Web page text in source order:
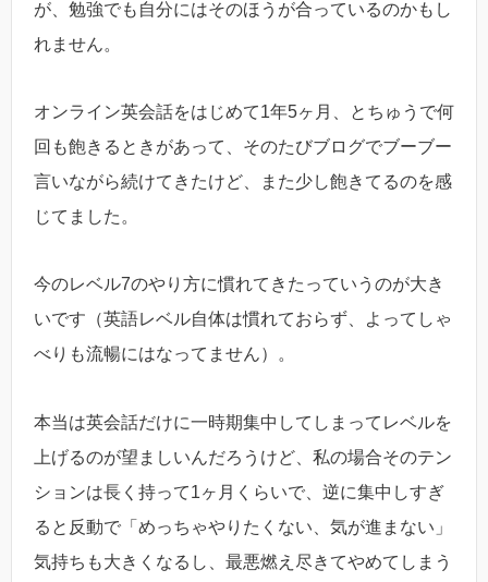
が、勉強でも自分にはそのほうが合っているのかもし
れません。
オンライン英会話をはじめて1年5ヶ月、とちゅうで何
回も飽きるときがあって、そのたびブログでブーブー
言いながら続けてきたけど、また少し飽きてるのを感
じてました。
今のレベル7のやり方に慣れてきたっていうのが大き
いです（英語レベル自体は慣れておらず、よってしゃ
べりも流暢にはなってません）。
本当は英会話だけに一時期集中してしまってレベルを
上げるのが望ましいんだろうけど、私の場合そのテン
ションは長く持って1ヶ月くらいで、逆に集中しすぎ
ると反動で「めっちゃやりたくない、気が進まない」
気持ちも大きくなるし、最悪燃え尽きてやめてしまう